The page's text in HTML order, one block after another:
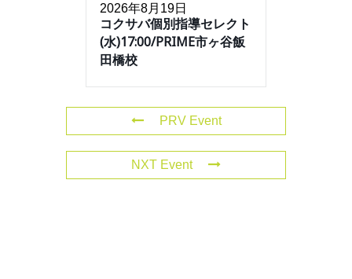
2026年8月19日
コクサバ個別指導セレクト
(水)17:00/PRIME市ヶ谷飯
田橋校
PRV Event
NXT Event